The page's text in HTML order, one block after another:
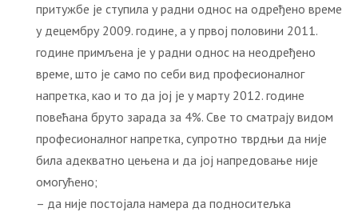
притужбе је ступила у радни однос на одређено време
у децембру 2009. године, а у првој половини 2011.
године примљена је у радни однос на неодређено
време, што је само по себи вид професионалног
напретка, као и то да јој је у марту 2012. године
повећана бруто зарада за 4%. Све то сматрају видом
професионалног напретка, супротно тврдњи да није
била адекватно цењена и да јој напредовање није
омогућено;
– да није постојала намера да подноситељка